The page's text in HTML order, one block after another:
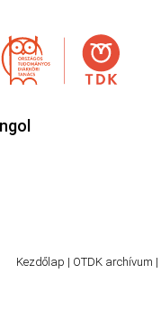
Kezdőlap | OTDK archívum |